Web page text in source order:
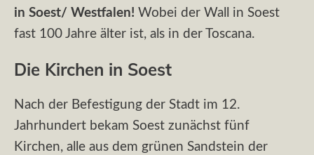
in Soest/ Westfalen! Wobei der Wall in Soest
fast 100 Jahre älter ist, als in der Toscana.
Die Kirchen in Soest
Nach der Befestigung der Stadt im 12.
Jahrhundert bekam Soest zunächst fünf
Kirchen, alle aus dem grünen Sandstein der